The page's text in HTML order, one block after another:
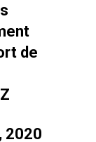
de
2020